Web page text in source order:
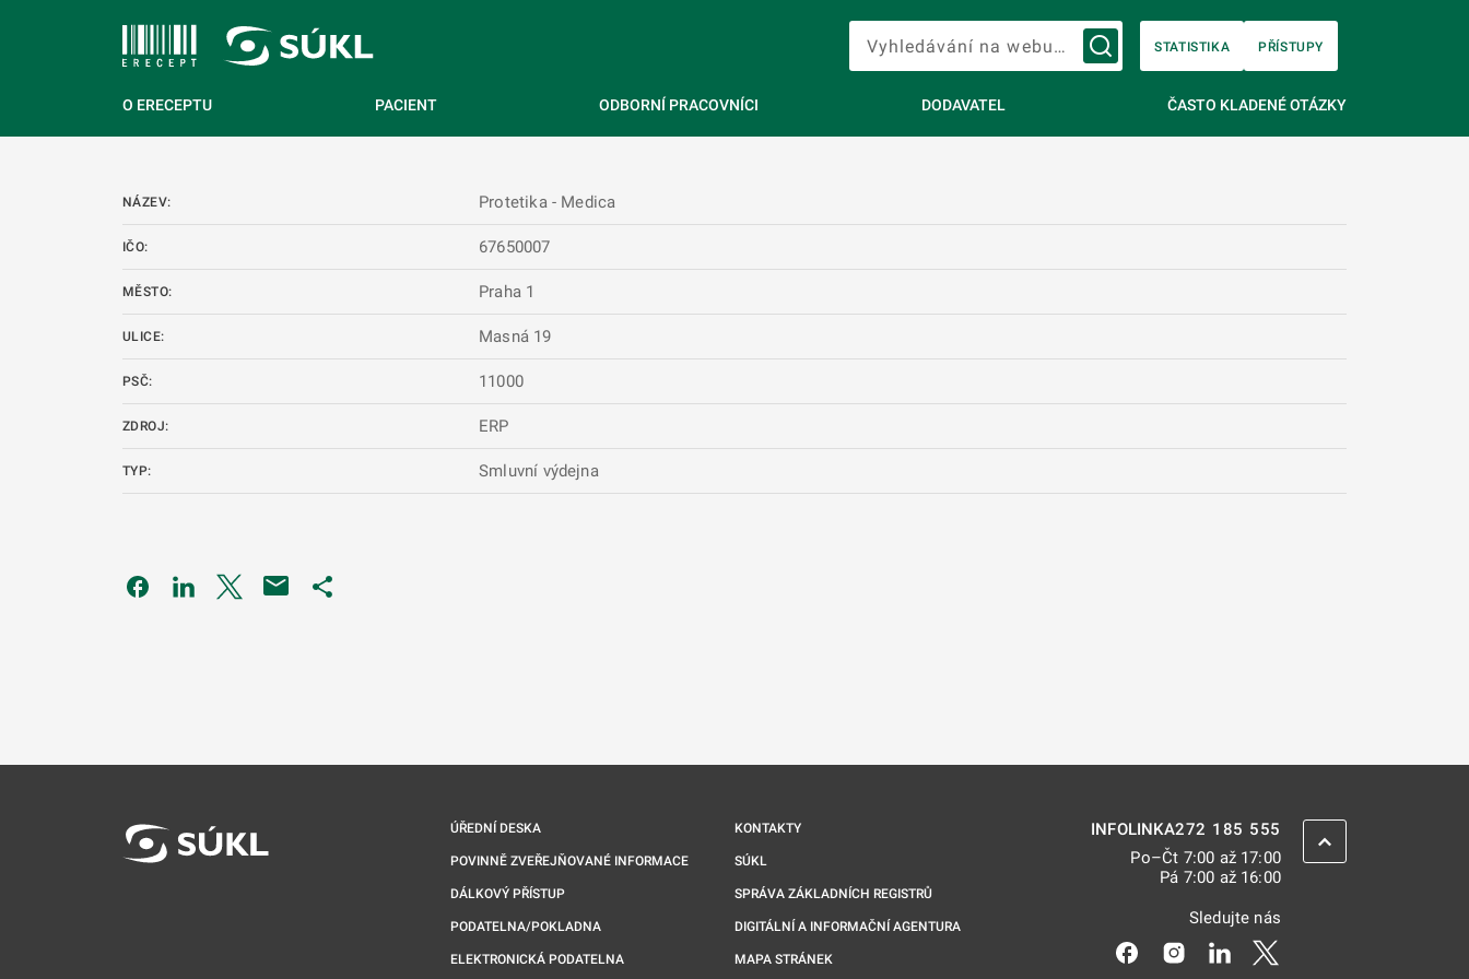
Vyhledávání na webu…
STATISTIKA PŘÍSTUPY
O ERECEPTU PACIENT ODBORNÍ PRACOVNÍCI DODAVATEL ČASTO KLADENÉ OTÁZKY
NÁZEV: Protetika - Medica
IČO: 67650007
MĚSTO: Praha 1
ULICE: Masná 19
PSČ: 11000
ZDROJ: ERP
TYP: Smluvní výdejna
Odkaz se otevře na nové kartě
Odkaz se otevře na nové kartě
Odkaz se otevře na nové kartě
ÚŘEDNÍ DESKA
POVINNĚ ZVEŘEJŇOVANÉ INFORMACE
DÁLKOVÝ PŘÍSTUP
PODATELNA/POKLADNA
ELEKTRONICKÁ PODATELNA
KONTAKTY
SÚKL
SPRÁVA ZÁKLADNÍCH REGISTRŮ
DIGITÁLNÍ A INFORMAČNÍ AGENTURA
MAPA STRÁNEK
INFOLINKA272 185 555
Po–Čt 7:00 až 17:00
Pá 7:00 až 16:00
Sledujte nás
Odkaz se otevře na nové kartě
Odkaz se otevře na nové kartě
Odkaz se otevře na nové
ZPĚT NAHORU